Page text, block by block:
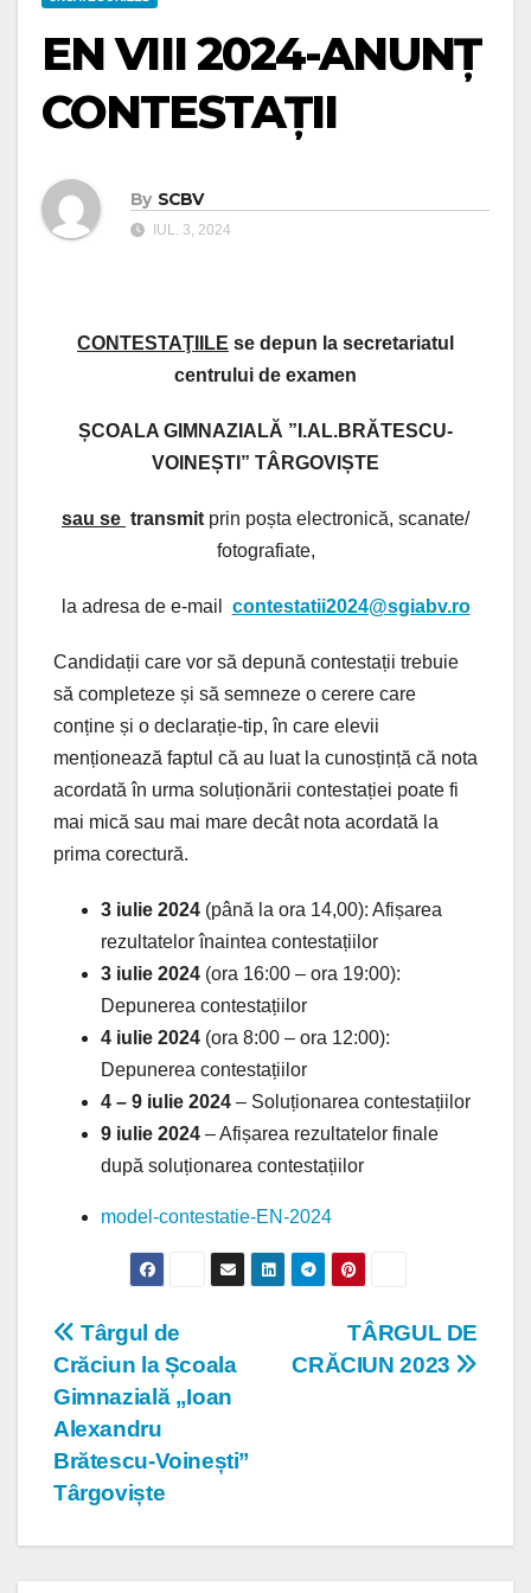
EN VIII 2024-ANUNȚ
CONTESTAȚII
By SCBV
IUL. 3, 2024
CONTESTAŢIILE se depun la secretariatul
centrului de examen
ȘCOALA GIMNAZIALĂ ”I.AL.BRĂTESCU-
VOINEȘTI” TÂRGOVIȘTE
sau se transmit prin poșta electronică, scanate/
fotografiate,
la adresa de e-mail contestatii2024@sgiabv.ro
Candidații care vor să depună contestații trebuie
să completeze și să semneze o cerere care
conține și o declarație-tip, în care elevii
menționează faptul că au luat la cunosțință că nota
acordată în urma soluționării contestației poate fi
mai mică sau mai mare decât nota acordată la
prima corectură.
3 iulie 2024 (până la ora 14,00): Afișarea
rezultatelor înaintea contestațiilor
3 iulie 2024 (ora 16:00 – ora 19:00):
Depunerea contestațiilor
4 iulie 2024 (ora 8:00 – ora 12:00):
Depunerea contestațiilor
4 – 9 iulie 2024 – Soluționarea contestațiilor
9 iulie 2024 – Afișarea rezultatelor finale
după soluționarea contestațiilor
model-contestatie-EN-2024
Navigare
în
articole
TÂRGUL DE
CRĂCIUN 2023
Târgul de
Crăciun la Școala
Gimnazială „Ioan
Alexandru
Brătescu-Voinești”
Târgoviște